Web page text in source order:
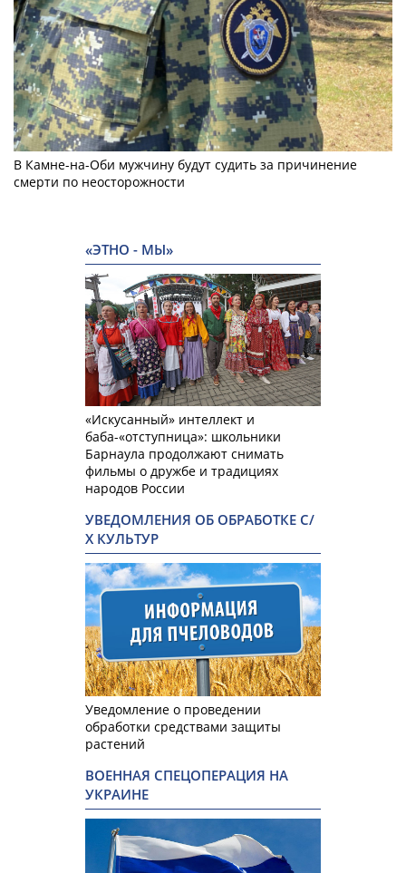
В Камне-на-Оби мужчину будут судить за причинение
смерти по неосторожности
«ЭТНО - МЫ»
«Искусанный» интеллект и
баба-«отступница»: школьники
Барнаула продолжают снимать
фильмы о дружбе и традициях
народов России
УВЕДОМЛЕНИЯ ОБ ОБРАБОТКЕ С/
Х КУЛЬТУР
Уведомление о проведении
обработки средствами защиты
растений
ВОЕННАЯ СПЕЦОПЕРАЦИЯ НА
УКРАИНЕ